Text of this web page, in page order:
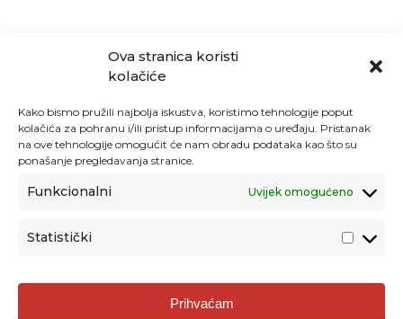
Ova stranica koristi
kolačiće
Kako bismo pružili najbolja iskustva, koristimo tehnologije poput
kolačića za pohranu i/ili pristup informacijama o uređaju. Pristanak
na ove tehnologije omogućit će nam obradu podataka kao što su
ponašanje pregledavanja stranice.
Funkcionalni Uvijek omogućeno
Statistički
Prihvaćam
Agencija za odgoj i obrazovanje